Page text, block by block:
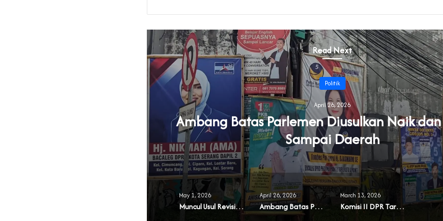
Read Next
Politik
April 26, 2026
Ambang Batas Parlemen Diusulkan Naik
Sampai Daerah
May 1, 2026
Muncul Usul Revisi UU Parpol
April 26, 2026
Ambang Batas Parlemen Diusulkan Naik dan Berlaku Sampai Daerah
March 13, 2026
Komisi II DPR Targetkan RUU Pilkada Rampung 2026